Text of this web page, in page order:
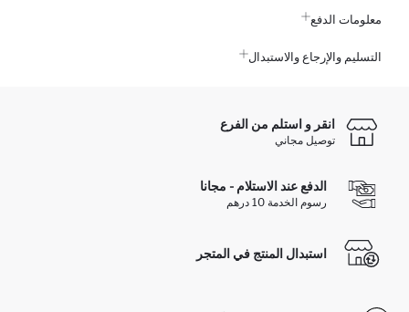
معلومات الدفع
التسليم والإرجاع والاستبدال
انقر و استلم من الفرع
توصيل مجاني
الدفع عند الاستلام - مجانا
رسوم الخدمة 10 درهم
استبدال المنتج في المتجر